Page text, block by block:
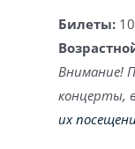
Билеты:
Внимание!
концерты,
их